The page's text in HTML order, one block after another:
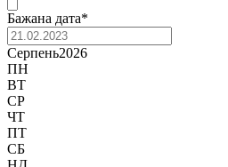
Бажана дата*
Серпень2026
ПН
ВТ
СР
ЧТ
ПТ
СБ